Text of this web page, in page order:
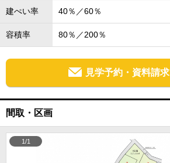
建ぺい率 40％／60％
容積率 80％／200％
見学予約・資料請求
間取・区画
1/1